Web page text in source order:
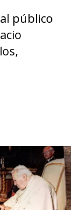
público